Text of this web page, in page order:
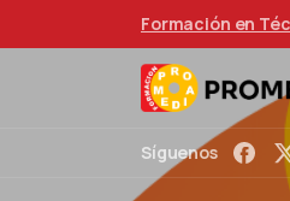
Formación en
Síguenos